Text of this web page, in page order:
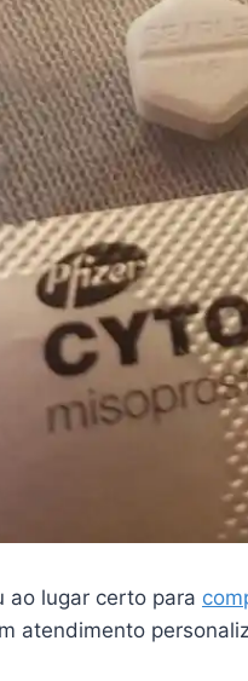
ao lugar certo para
atendimento